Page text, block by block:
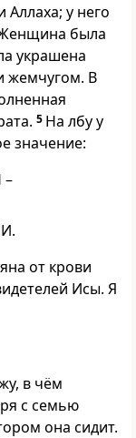
у него
была
украшена
жемчугом. В
5 На лбу у
значение:
от крови
Исы. Я
в чём
с семью
она сидит.